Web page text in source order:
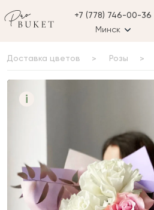
+7 (778) 746-00-36
Минск
Доставка цветов Розы
iБукет Мелодия